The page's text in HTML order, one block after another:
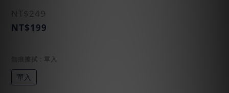
NT$249
NT$199
: 單入
單入